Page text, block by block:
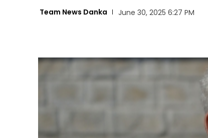
Team News Danka June 30, 2025 6:27 PM